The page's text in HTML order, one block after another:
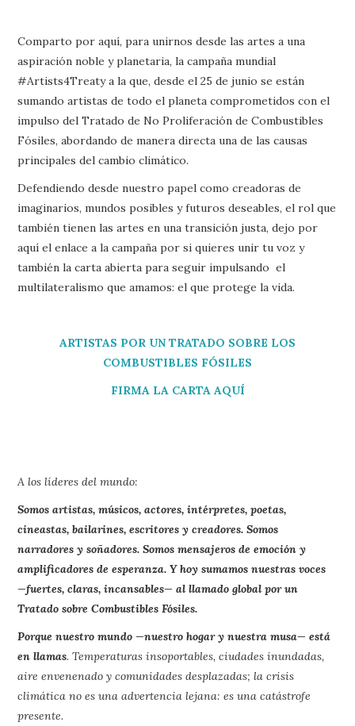
Comparto por aquí, para unirnos desde las artes a una
aspiración noble y planetaria, la campaña mundial
#Artists4Treaty a la que, desde el 25 de junio se están
sumando artistas de todo el planeta comprometidos con el
impulso del Tratado de No Proliferación de Combustibles
Fósiles, abordando de manera directa una de las causas
principales del cambio climático.
Defendiendo desde nuestro papel como creadoras de
imaginarios, mundos posibles y futuros deseables, el rol que
también tienen las artes en una transición justa, dejo por
aquí el enlace a la campaña por si quieres unir tu voz y
también la carta abierta para seguir impulsando el
multilateralismo que amamos: el que protege la vida.
ARTISTAS POR UN TRATADO SOBRE LOS
COMBUSTIBLES FÓSILES
FIRMA LA CARTA AQUÍ
A los líderes del mundo:
Somos artistas, músicos, actores, intérpretes, poetas,
cineastas, bailarines, escritores y creadores. Somos
narradores y soñadores. Somos mensajeros de emoción y
amplificadores de esperanza. Y hoy sumamos nuestras voces
—fuertes, claras, incansables— al llamado global por un
Tratado sobre Combustibles Fósiles.
Porque nuestro mundo —nuestro hogar y nuestra musa— está
en llamas. Temperaturas insoportables, ciudades inundadas,
aire envenenado y comunidades desplazadas; la crisis
climática no es una advertencia lejana: es una catástrofe
presente.